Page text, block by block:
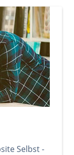
Selbst -